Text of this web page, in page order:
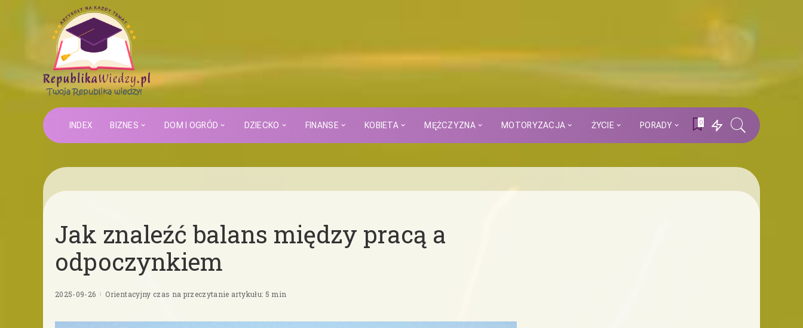
INDEX BIZNES DOM I OGRÓD DZIECKO FINANSE KOBIETA MĘŻCZYZNA MOTORYZACJA ŻYCIE PORADY 0
Jak znaleźć balans między pracą a
odpoczynkiem
2025-09-26 Orientacyjny czas na przeczytanie artykułu: 5 min